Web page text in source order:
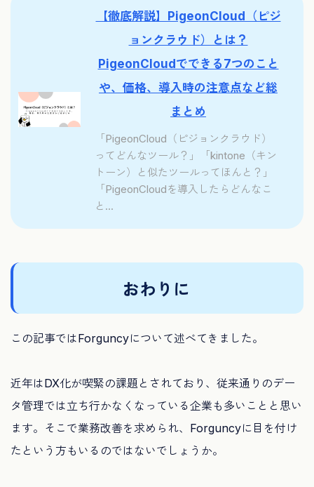
【徹底解説】PigeonCloud（ピジ
ョンクラウド）とは？
PigeonCloudでできる7つのこと
や、価格、導入時の注意点など総
まとめ
「PigeonCloud（ピジョンクラウド）
ってどんなツール？」「kintone（キン
トーン）と似たツールってほんと？」
「PigeonCloudを導入したらどんなこ
と...
おわりに
この記事ではForguncyについて述べてきました。
近年はDX化が喫緊の課題とされており、従来通りのデー
タ管理では立ち行かなくなっている企業も多いことと思い
ます。そこで業務改善を求められ、Forguncyに目を付け
たという方もいるのではないでしょうか。